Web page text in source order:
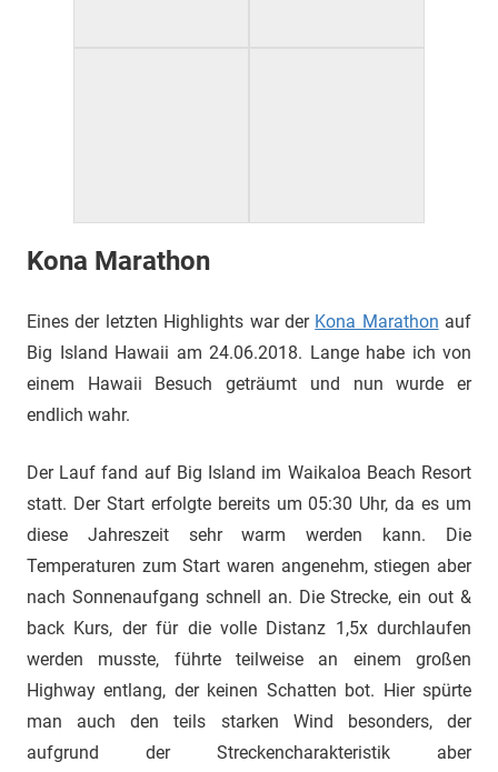
Kona Marathon
Eines der letzten Highlights war der Kona Marathon auf
Big Island Hawaii am 24.06.2018. Lange habe ich von
einem Hawaii Besuch geträumt und nun wurde er
endlich wahr.
Der Lauf fand auf Big Island im Waikaloa Beach Resort
statt. Der Start erfolgte bereits um 05:30 Uhr, da es um
diese Jahreszeit sehr warm werden kann. Die
Temperaturen zum Start waren angenehm, stiegen aber
nach Sonnenaufgang schnell an. Die Strecke, ein out &
back Kurs, der für die volle Distanz 1,5x durchlaufen
werden musste, führte teilweise an einem großen
Highway entlang, der keinen Schatten bot. Hier spürte
man auch den teils starken Wind besonders, der
aufgrund der Streckencharakteristik aber